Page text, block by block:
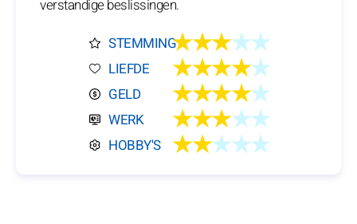
verstandige beslissingen.
STEMMING★★★★★
LIEFDE ★★★★★
GELD ★★★★★
WERK ★★★★★
HOBBY'S ★★★★★